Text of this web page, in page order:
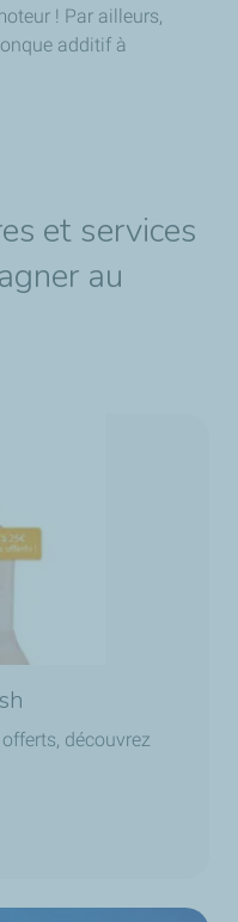
! Par ailleurs,
additif à
et services
au
découvrez